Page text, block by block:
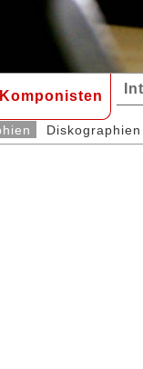
Komponisten
Diskographien